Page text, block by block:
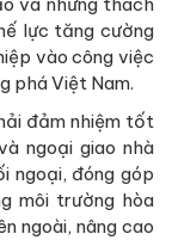
lực tăng cường
vào công việc
phá Việt Nam.
đảm nhiệm tốt
ngoại giao nhà
ngoại, đóng góp
môi trường hòa
ngoài, nâng cao